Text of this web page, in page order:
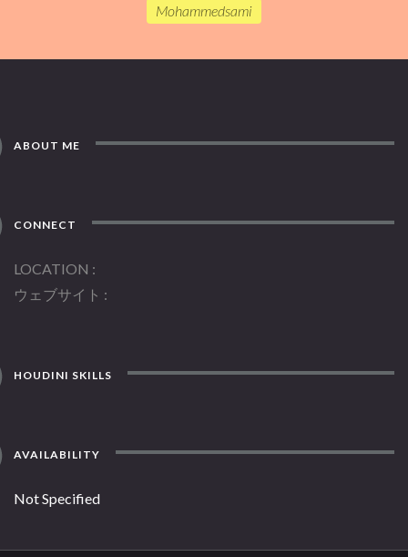
Mohammedsami
ABOUT ME
CONNECT
LOCATION
ウェブサイト
HOUDINI SKILLS
AVAILABILITY
Not Specified